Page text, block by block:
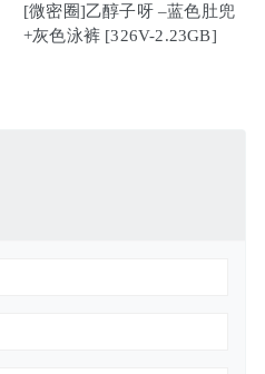
[微密圈]乙醇子呀 –蓝色肚兜
+灰色泳裤 [326V-2.23GB]